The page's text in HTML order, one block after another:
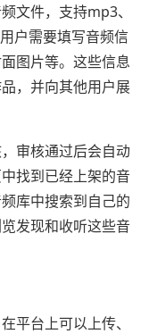
文件，支持mp3、
户需要填写音频信
图片等。这些信息
，并向其他用户展
审核通过后会自动
找到已经上架的音
库中搜索到自己的
发现和收听这些音
平台上可以上传、